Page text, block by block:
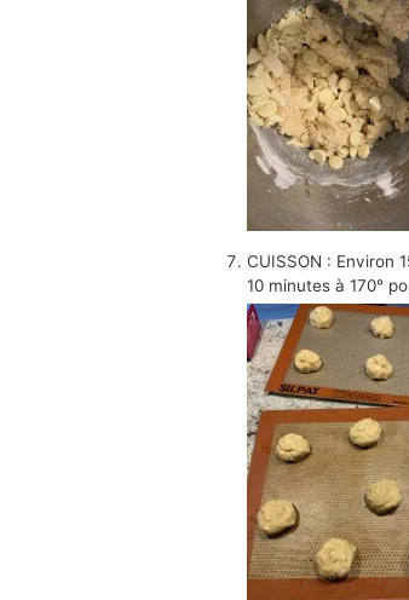
CUISSON : Environ
10 minutes à 170°